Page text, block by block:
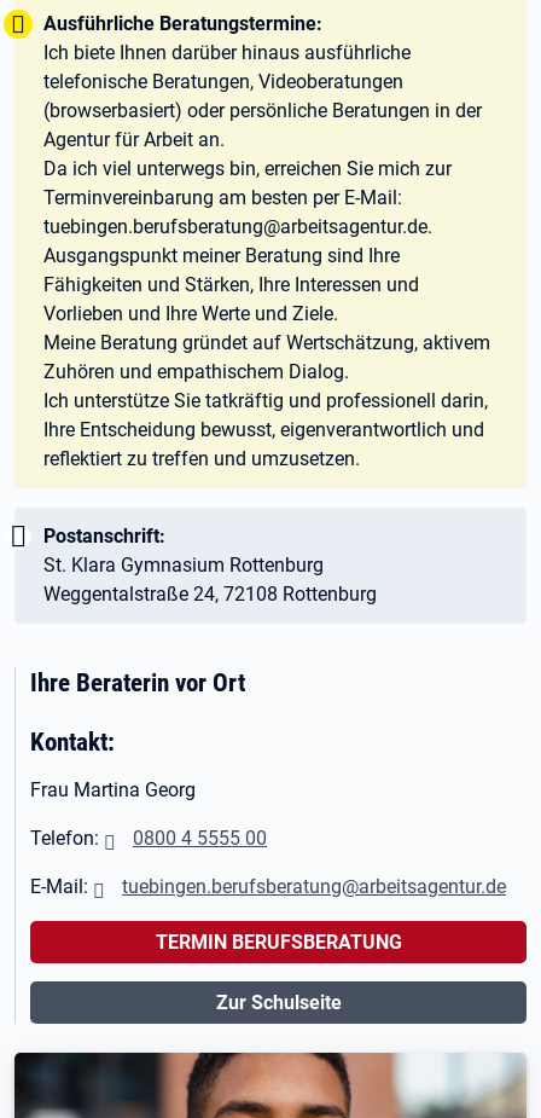
Tipp:
Ausführliche Beratungstermine:
Ich biete Ihnen darüber hinaus ausführliche
telefonische Beratungen, Videoberatungen
(browserbasiert) oder persönliche Beratungen in der
Agentur für Arbeit an.
Da ich viel unterwegs bin, erreichen Sie mich zur
Terminvereinbarung am besten per E-Mail:
tuebingen.berufsberatung@arbeitsagentur.de.
Ausgangspunkt meiner Beratung sind Ihre
Fähigkeiten und Stärken, Ihre Interessen und
Vorlieben und Ihre Werte und Ziele.
Meine Beratung gründet auf Wertschätzung, aktivem
Zuhören und empathischem Dialog.
Ich unterstütze Sie tatkräftig und professionell darin,
Ihre Entscheidung bewusst, eigenverantwortlich und
reflektiert zu treffen und umzusetzen.
Wichtig:
Postanschrift:
St. Klara Gymnasium Rottenburg
Weggentalstraße 24, 72108 Rottenburg
Ihre Beraterin vor Ort
Kontakt:
Frau Martina Georg
Telefon: 0800 4 5555 00
E-Mail: tuebingen.berufsberatung@arbeitsagentur.de
TERMIN BERUFSBERATUNG
Zur Schulseite